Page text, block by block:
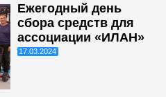
Ежегодный день
сбора средств для
ассоциации «ИЛАН»
17.03.2024